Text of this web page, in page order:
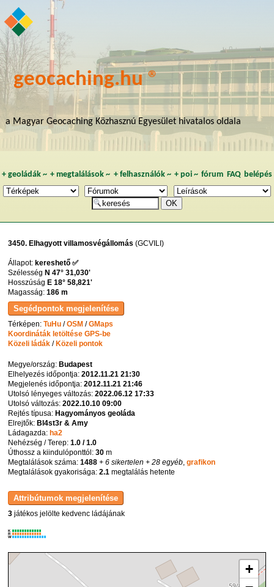
geocaching.hu ®
a Magyar Geocaching Közhasznú Egyesület hivatalos oldala
+ geoládák~ +megtalálások ~ + felhasználók~ + poi~ fórum FAQ belépés
3450. Elhagyott villamosvégállomás (GCVILI)
Állapot: kereshető ✅
Szélesség N 47° 31,030'
Hosszúság E 18° 58,821'
Magasság:186 m
Térképen:TuHu /OSM /GMaps
Koordináták letöltése GPS-be
Közeli ládák /Közeli pontok
Megye/ország:Budapest
Elhelyezés időpontja:2012.11.21 21:30
Megjelenés időpontja:2012.11.21 21:46
Utolsó lényeges változás:2022.06.12 17:33
Utolsó változás:2022.10.10 09:00
Rejtés típusa:Hagyományos geoláda
Elrejtők:Bl4st3r & Amy
Ládagazda:ha2
Nehézség / Terep:1.0 / 1.0
Úthossz a kiindulóponttól:30 m
Megtalálások száma:1488 + 6 sikertelen + 28 egyéb ,grafikon
Megtalálások gyakorisága:2.1 megtalálás hetente
3 játékos jelölte kedvenc ládájának
K
R
W
+